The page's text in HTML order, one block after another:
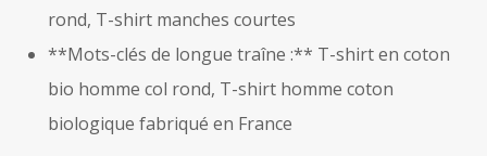
rond, T-shirt manches courtes
**Mots-clés de longue traîne :** T-shirt en coton
bio homme col rond, T-shirt homme coton
biologique fabriqué en France